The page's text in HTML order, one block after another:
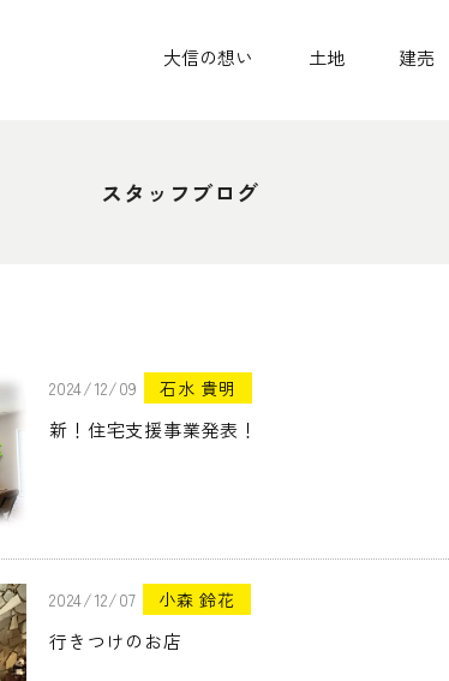
大信の想い 土地 建売
スタッフブログ
2024/12/09 石水 貴明
新！住宅支援事業発表！
2024/12/07 小森 鈴花
行きつけのお店